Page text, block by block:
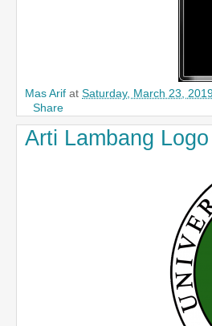
Mas Arif at Saturday, March 23,
Share
Arti Lambang